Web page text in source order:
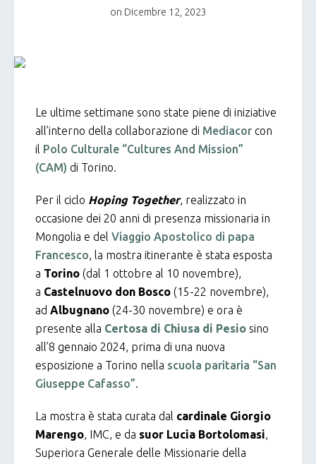
on Dicembre 12, 2023
Le ultime settimane sono state piene di iniziative
all’interno della collaborazione di Mediacor con
il Polo Culturale “Cultures And Mission”
(CAM) di Torino.
Per il ciclo Hoping Together, realizzato in
occasione dei 20 anni di presenza missionaria in
Mongolia e del Viaggio Apostolico di papa
Francesco, la mostra itinerante è stata esposta
a Torino (dal 1 ottobre al 10 novembre),
a Castelnuovo don Bosco (15-22 novembre),
ad Albugnano (24-30 novembre) e ora è
presente alla Certosa di Chiusa di Pesio sino
all’8 gennaio 2024, prima di una nuova
esposizione a Torino nella scuola paritaria “San
Giuseppe Cafasso”.
La mostra è stata curata dal cardinale Giorgio
Marengo, IMC, e da suor Lucia Bortolomasi,
Superiora Generale delle Missionarie della